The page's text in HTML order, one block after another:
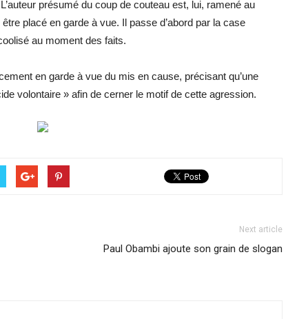
présumé du coup de couteau est, lui, ramené au
placé en garde à vue. Il passe d’abord par la case
au moment des faits.
en garde à vue du mis en cause, précisant qu’une
volontaire » afin de cerner le motif de cette agression.
Next article
Paul Obambi ajoute son grain de slogan